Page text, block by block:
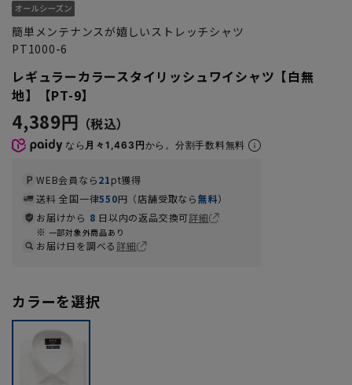
簡単メンテナンスが嬉しいストレッチシャツ
PT1000-6
レギュラーカラースタイリッシュワイシャツ【白無
地】【PT-9】
4,389円
なら 月々1,463円から。分割手数料無料
WEB会員なら21pt獲得
送料 全国一律550円（店舗受取なら無料）
お届けから 8 日以内の返品交換可詳細
一部対象外商品あり
お届け日を調べる詳細
カラーを選択